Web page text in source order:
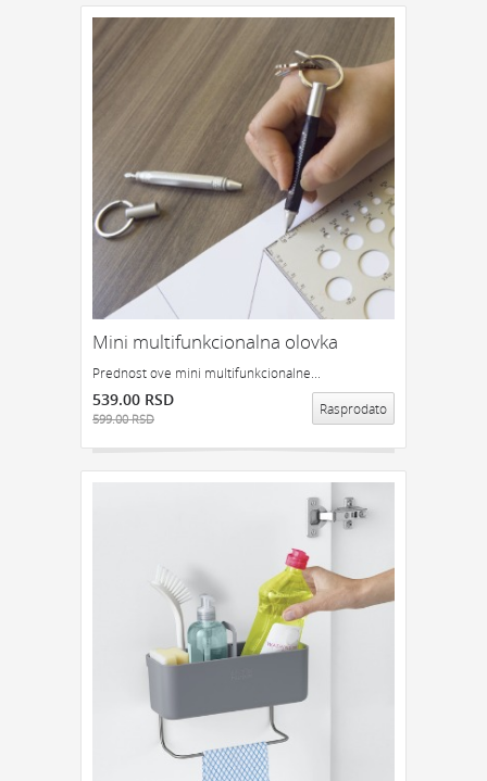
Mini multifunkcionalna olovka
Prednost ove mini multifunkcionalne...
539.00 RSD
599.00 RSD
Rasprodato